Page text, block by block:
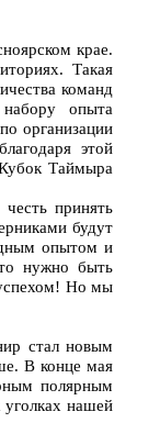
крае.
Такая
команд
опыта
организации
этой
Таймыра
принять
будут
опытом и
нужно быть
Но мы
стал новым
В конце мая
полярным
уголках нашей